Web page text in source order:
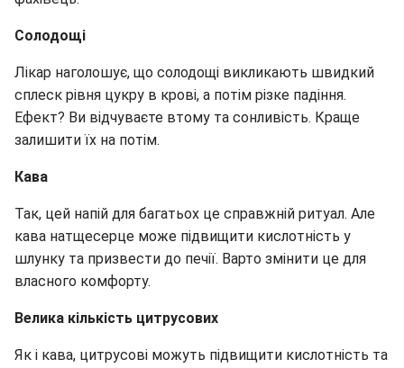
Солодощі
Лікар наголошує, що солодощі викликають швидкий
сплеск рівня цукру в крові, а потім різке падіння.
Ефект? Ви відчуваєте втому та сонливість. Краще
залишити їх на потім.
Кава
Так, цей напій для багатьох це справжній ритуал. Але
кава натщесерце може підвищити кислотність у
шлунку та призвести до печії. Варто змінити це для
власного комфорту.
Велика кількість цитрусових
Як і кава, цитрусові можуть підвищити кислотність та